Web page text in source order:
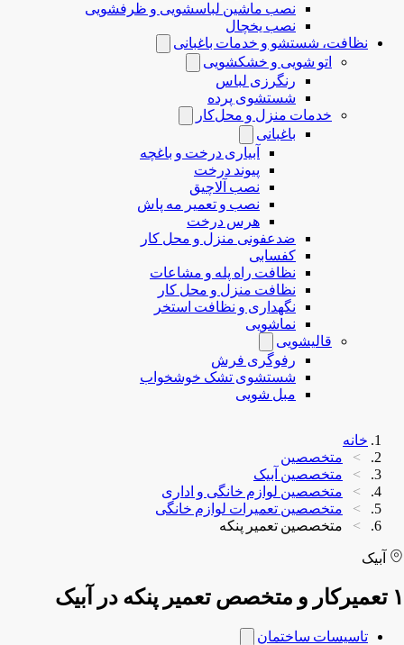
نصب ماشین لباسشویی و ظرفشویی
نصب یخچال
نظافت، شستشو و خدمات باغبانی
اتو شویی و خشکشویی
رنگرزی لباس
شستشوی پرده
خدمات منزل و محل‌کار
باغبانی
آبیاری درخت و باغچه
پیوند درخت
نصب آلاچیق
نصب و تعمیر مه پاش
هرس درخت
ضدعفونی منزل و محل کار
کفسابی
نظافت راه پله و مشاعات
نظافت منزل و محل کار
نگهداری و نظافت استخر
نماشویی
قالیشویی
رفوگری فرش
شستشوی تشک خوشخواب
مبل شویی
خانه
متخصصین
متخصصین آبیک
متخصصین لوازم خانگی و اداری
متخصصین تعمیرات لوازم خانگی
متخصصین تعمیر پنکه
آبیک
۱ تعمیرکار و متخصص تعمیر پنکه در آبیک
تاسیسات ساختمان